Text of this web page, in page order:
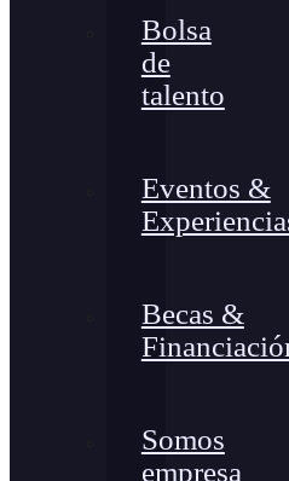
Bolsa
de
talento
Eventos &
Becas &
Somos
empresa